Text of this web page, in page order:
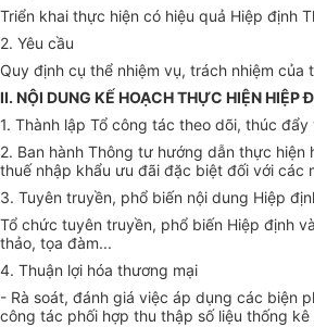
Triển khai thực hiện có hiệu quả Hiệp định
2. Yêu cầu
Quy định cụ thể nhiệm vụ, trách nhiệm
II. NỘI DUNG KẾ HOẠCH THỰC HIỆN HIỆP
1. Thành lập Tổ công tác theo dõi, thúc
2. Ban hành Thông tư hướng dẫn thực
thuế nhập khẩu ưu đãi đặc biệt đối với các
3. Tuyên truyền, phổ biến nội dung Hiệp
Tổ chức tuyên truyền, phổ biến Hiệp định
thảo, tọa đàm...
4. Thuận lợi hóa thương mại
- Rà soát, đánh giá việc áp dụng các biện
công tác phối hợp thu thập số liệu thống